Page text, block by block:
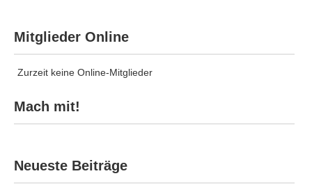
Mitglieder Online
Zurzeit keine Online-Mitglieder
Mach mit!
Neueste Beiträge